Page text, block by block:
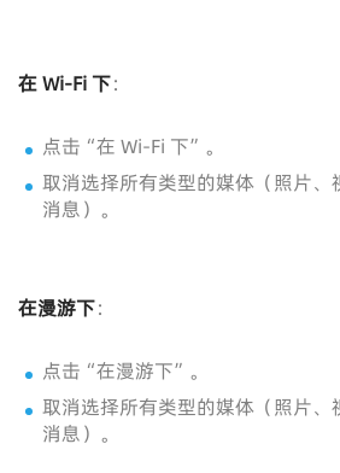
在 Wi-Fi 下：
点击“在 Wi-Fi 下”。
取消选择所有类型的媒体（照片、
消息）。
在漫游下：
点击“在漫游下”。
取消选择所有类型的媒体（照片、
消息）。